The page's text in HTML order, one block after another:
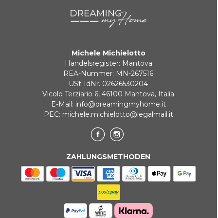
BANKUMLEITUNGEN
Michele Michielotto
Handelsregister: Mantova
REA-Nummer: MN-267516
USt-IdNr. 02626530204
Vicolo Terziario 6, 46100 Mantova, Italia
E-Mail: info@dreamingmyhome.it
PEC: michele.michielotto@legalmail.it
ZAHLUNGSMETHODEN